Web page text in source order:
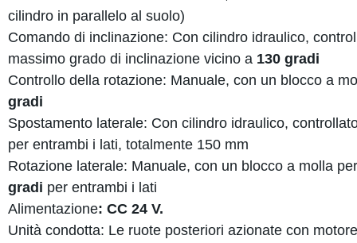
cilindro in parallelo al suolo)
Comando di inclinazione: Con cilindro idraulico,
massimo grado di inclinazione vicino a130 gradi
Controllo della rotazione: Manuale, con un blocco a
gradi
Spostamento laterale: Con cilindro idraulico,
per entrambi i lati, totalmente 150 mm
Rotazione laterale: Manuale, con un blocco a molla
gradi per entrambi i lati
Alimentazione: CC 24 V.
Unità condotta: Le ruote posteriori azionate con